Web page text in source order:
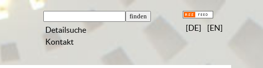
Detailsuche
Kontakt
[DE] [EN]